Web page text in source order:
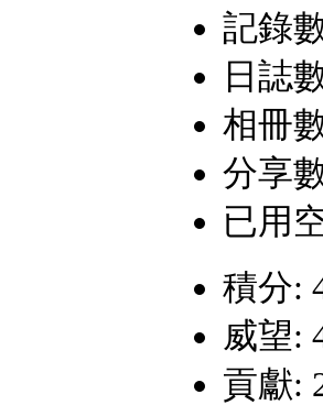
記錄
日誌
相冊
分享
已用
積分:
威望:
貢獻: